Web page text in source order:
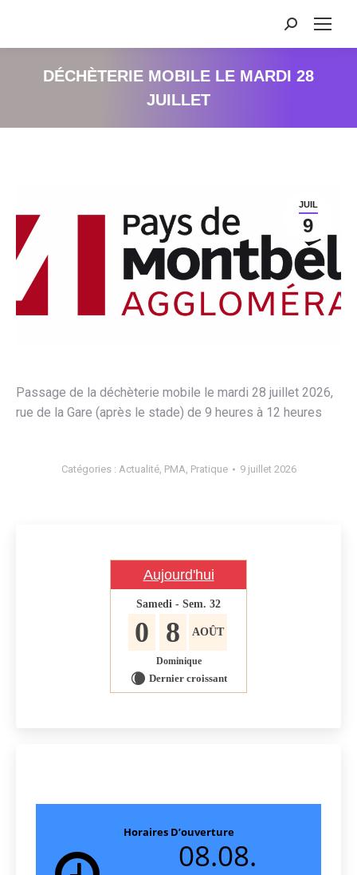
Recherche
:
DÉCHÈTERIE MOBILE LE MARDI 28
JUILLET
JUIL
9
Passage de la déchèterie mobile le mardi 28 juillet 2026,
rue de la Gare (après le stade) de 9 heures à 12 heures
Catégories : Actualité, PMA, Pratique 9 juillet 2026
Aujourd'hui
Samedi - Sem. 32
0 8 AOÛT
Dominique
W Dernier croissant
Horaires D’ouverture
08.08.